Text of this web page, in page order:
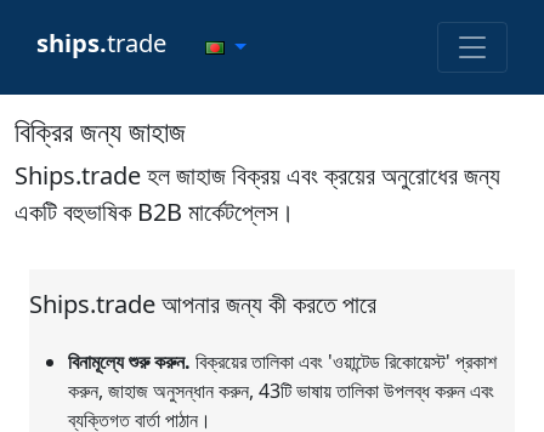
ships.trade
বিক্রির জন্য জাহাজ
Ships.trade হল জাহাজ বিক্রয় এবং ক্রয়ের অনুরোধের জন্য
একটি বহুভাষিক B2B মার্কেটপ্লেস।
Ships.trade আপনার জন্য কী করতে পারে
বিনামূল্যে শুরু করুন. বিক্রয়ের তালিকা এবং 'ওয়ান্টেড রিকোয়েস্ট' প্রকাশ
করুন, জাহাজ অনুসন্ধান করুন, 43টি ভাষায় তালিকা উপলব্ধ করুন এবং
ব্যক্তিগত বার্তা পাঠান।